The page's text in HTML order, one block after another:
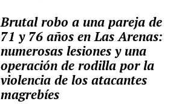
Brutal robo a una pareja de
71 y 76 años en Las Arenas:
numerosas lesiones y una
operación de rodilla por la
violencia de los atacantes
magrebíes